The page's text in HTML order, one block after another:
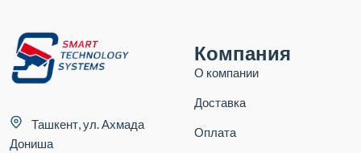
Ташкент, ул. Ахмада
Дониша
Компания
О компании
Доставка
Оплата